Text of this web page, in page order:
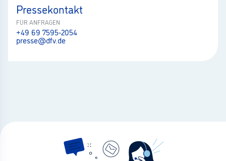
Pressekontakt
FÜR ANFRAGEN
+49 69 7595-2054
presse@dfv.de